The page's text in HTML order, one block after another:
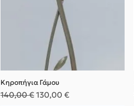
Κηροπήγια Γάμου
Κανονική τιμή
140,00 € Τιμή Έκπτωσης
130,00 €